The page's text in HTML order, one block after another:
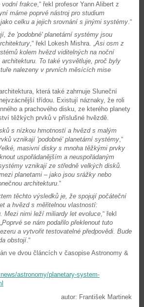
vodní frakce,“ řekl profesor Yann Alibert z
máme poprvé nástroj pro studium
celku a jejich srovnání s jinými systémy.“
že 'podobné' planetární systémy jsou
,“ řekl Lokesh Mishra. „Asi osm z
kolem hvězd viditelných na noční
architekturu. To také vysvětluje, proč byly
nalezeny v prvních měsících mise
která také zahrnuje Sluneční
třídou. Existují náznaky, že roli
a prachového disku, ze kterého planety
těžkých prvků v příslušné hvězdě.
s nízkou hmotností a hvězd s malým
vznikají 'podobné' planetární systémy,“
masivní disky s mnoha těžkými prvky
uspořádanějším a neuspořádaným
vznikají ze středně velkých disků.
planetami – jako jsou srážky nebo
architekturu.“
těchto výsledků je, že spojují počáteční
a hvězd s měřitelnou vlastností:
Mezi nimi leží miliardy let evoluce,“ řekl
Poprvé se nám podařilo překlenout tuto
a vytvořit testovatelné předpovědi. Bude
obstojí.“
ve dvou článcích v časopise Astronomy &
astronomy/planetary-system-
autor: František Martinek